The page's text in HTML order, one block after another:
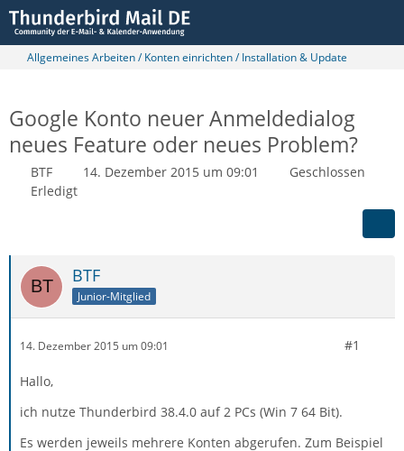
Allgemeines Arbeiten / Konten einrichten / Installation & Update
Google Konto neuer Anmeldedialog
neues Feature oder neues Problem?
BTF 14. Dezember 2015 um 09:01
Geschlossen
Erledigt
BTF
Junior-Mitglied
14. Dezember 2015 um 09:01 #1
Hallo,
ich nutze Thunderbird 38.4.0 auf 2 PCs (Win 7 64 Bit).
Es werden jeweils mehrere Konten abgerufen. Zum Beispiel